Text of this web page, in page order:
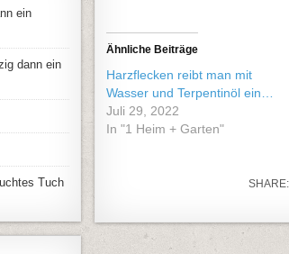
Ähnliche Beiträge
Harzflecken reibt man mit
Wasser und Terpentinöl ein…
Juli 29, 2022
In "1 Heim + Garten"
SHARE:
ein
dann ein
Tuch